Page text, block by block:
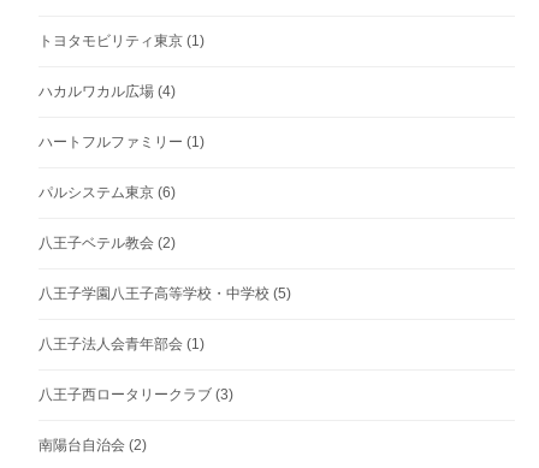
トヨタモビリティ東京 (1)
ハカルワカル広場 (4)
ハートフルファミリー (1)
パルシステム東京 (6)
八王子ベテル教会 (2)
八王子学園八王子高等学校・中学校 (5)
八王子法人会青年部会 (1)
八王子西ロータリークラブ (3)
南陽台自治会 (2)